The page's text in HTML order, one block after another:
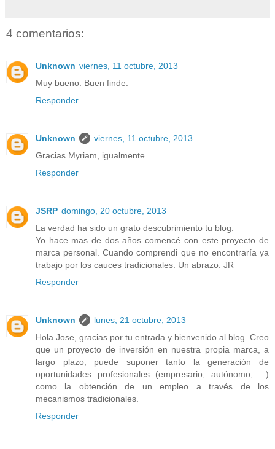
4 comentarios:
Unknown viernes, 11 octubre, 2013
Muy bueno. Buen finde.
Responder
Unknown
viernes, 11 octubre, 2013
Gracias Myriam, igualmente.
Responder
JSRP domingo, 20 octubre, 2013
La verdad ha sido un grato descubrimiento tu blog.
Yo hace mas de dos años comencé con este proyecto de
marca personal. Cuando comprendi que no encontraría ya
trabajo por los cauces tradicionales. Un abrazo. JR
Responder
Unknown
lunes, 21 octubre, 2013
Hola Jose, gracias por tu entrada y bienvenido al blog. Creo
que un proyecto de inversión en nuestra propia marca, a
largo plazo, puede suponer tanto la generación de
oportunidades profesionales (empresario, autónomo, ...)
como la obtención de un empleo a través de los
mecanismos tradicionales.
Responder